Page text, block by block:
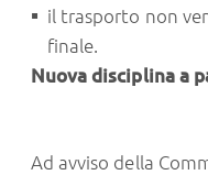
il trasporto non
finale.
Nuova disciplina a
Ad avviso della